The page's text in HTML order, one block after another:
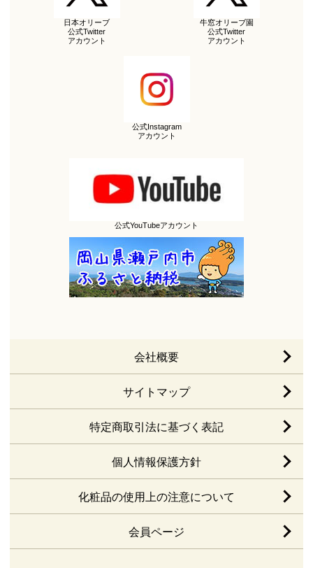
日本オリーブ
公式Twitter
アカウント
牛窓オリーブ園
公式Twitter
アカウント
公式Instagram
アカウント
公式YouTubeアカウント
会社概要
サイトマップ
特定商取引法に基づく表記
個人情報保護方針
化粧品の使用上の注意について
会員ページ